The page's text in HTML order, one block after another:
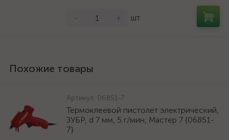
- + шт
Похожие товары
Артикул: 06851-7
Термоклеевой пистолет электрический,
ЗУБР, d 7 мм, 5 г/мин, Мастер 7 {06851-
7}